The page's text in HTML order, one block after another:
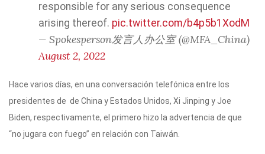
responsible for any serious consequence
arising thereof. pic.twitter.com/b4p5b1XodM
— Spokesperson发言人办公室 (@MFA_China)
August 2, 2022
Hace varios días, en una conversación telefónica entre los
presidentes de de China y Estados Unidos, Xi Jinping y Joe
Biden, respectivamente, el primero hizo la advertencia de que
“no jugara con fuego” en relación con Taiwán.